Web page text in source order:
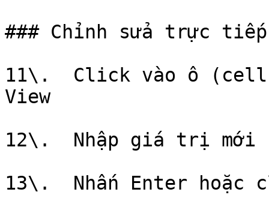
### Chỉnh sửa trực
11\.  Click vào ô
View
12\.  Nhập giá trị mới
13\.  Nhấn Enter hoặc